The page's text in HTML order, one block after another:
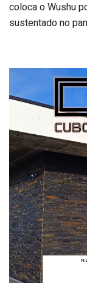
coloca o Wushu
sustentado no